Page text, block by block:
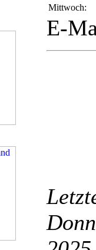
Mittwoch:
E-